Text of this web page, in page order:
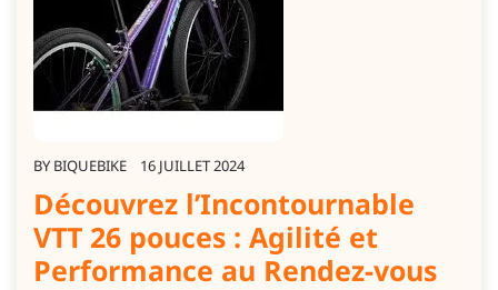
BY BIQUEBIKE 16 JUILLET 2024
Découvrez l’Incontournable
VTT 26 pouces : Agilité et
Performance au Rendez-vous